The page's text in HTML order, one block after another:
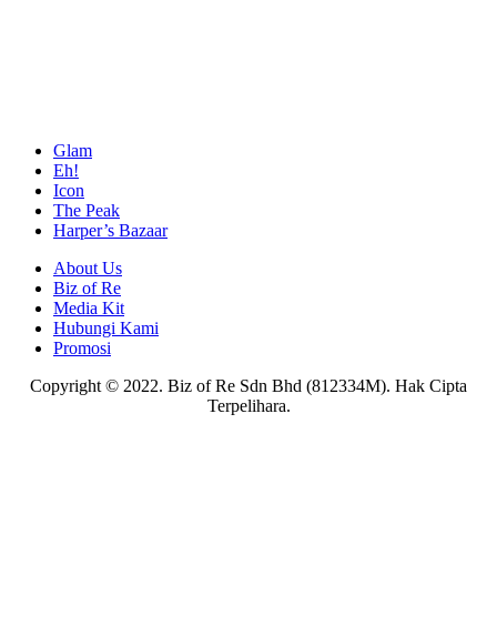
Glam
Eh!
Icon
The Peak
Harper’s Bazaar
About Us
Biz of Re
Media Kit
Hubungi Kami
Promosi
Copyright © 2022. Biz of Re Sdn Bhd (812334M). Hak Cipta
Terpelihara.